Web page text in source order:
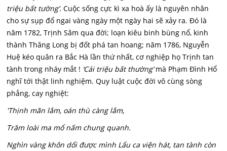
triệu bất tường’. Cuộc sống cực kì xa hoà ấy là nguyên nhân
cho sự sụp đổ ngai vàng ngày một ngày hai sẽ xảy ra. Đó là
năm 1782, Trịnh Sâm qua đời; loạn kiêu binh bùng nổ, kinh
thành Thăng Long bị đốt phá tan hoang; năm 1786, Nguyễn
Huệ kéo quân ra Bắc Hà lần thứ nhất, cơ nghiệp họ Trịnh tan
tành trong nháy mắt ! ‘Cái triệu bất thường’mà Phạm Đình Hổ
nghĩ tới thật linh nghiệm. Quy luật cuộc đời vô cùng sòng
phẳng, cay nghiệt:
'Thịnh mãn lắm, oán thù càng lắm,
Trăm loài ma mổ nấm chung quanh.
Nghìn vàng khôn dổi được mình Lẩu ca viện hát, tan tành còn